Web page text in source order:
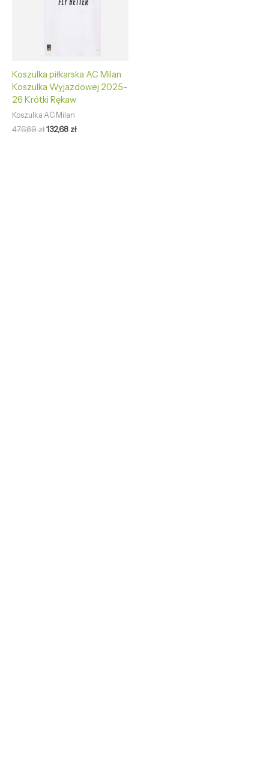
Koszulka piłkarska AC Milan
Koszulka Wyjazdowej 2025-
26 Krótki Rękaw
Koszulka AC Milan
476,89zł132,68 zł